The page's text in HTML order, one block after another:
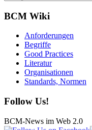
BCM Wiki
Anforderungen
Begriffe
Good Practices
Literatur
Organisationen
Standards, Normen
Follow Us!
BCM-News im Web 2.0